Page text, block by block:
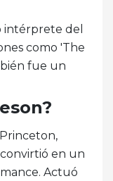
intérprete del
como 'The
fue un
en un
Actuó